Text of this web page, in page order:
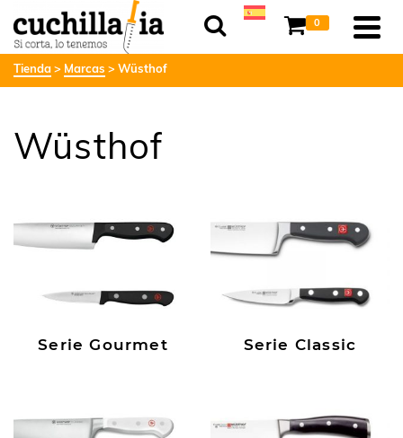
0
Tienda Marcas Wüsthof
Wüsthof
Serie Gourmet Serie Classic